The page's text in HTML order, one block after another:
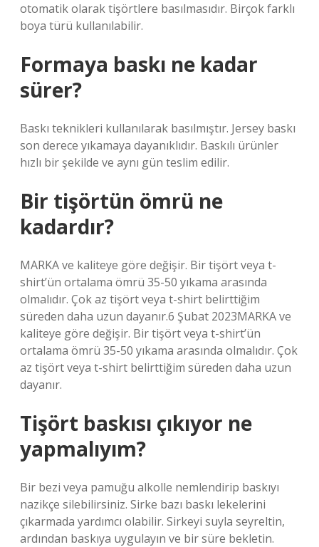
otomatik olarak tişörtlere basılmasıdır. Birçok farklı
boya türü kullanılabilir.
Formaya baskı ne kadar
sürer?
Baskı teknikleri kullanılarak basılmıştır. Jersey baskı
son derece yıkamaya dayanıklıdır. Baskılı ürünler
hızlı bir şekilde ve aynı gün teslim edilir.
Bir tişörtün ömrü ne
kadardır?
MARKA ve kaliteye göre değişir. Bir tişört veya t-
shirt’ün ortalama ömrü 35-50 yıkama arasında
olmalıdır. Çok az tişört veya t-shirt belirttiğim
süreden daha uzun dayanır.6 Şubat 2023MARKA ve
kaliteye göre değişir. Bir tişört veya t-shirt’ün
ortalama ömrü 35-50 yıkama arasında olmalıdır. Çok
az tişört veya t-shirt belirttiğim süreden daha uzun
dayanır.
Tişört baskısı çıkıyor ne
yapmalıyım?
Bir bezi veya pamuğu alkolle nemlendirip baskıyı
nazikçe silebilirsiniz. Sirke bazı baskı lekelerini
çıkarmada yardımcı olabilir. Sirkeyi suyla seyreltin,
ardından baskıya uygulayın ve bir süre bekletin.